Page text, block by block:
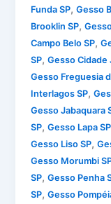
Funda SP,Gesso
Brooklin SP,
Campo Belo SP,
SP,Gesso Cidade
Gesso Freguesia
Interlagos SP,
Gesso Jabaquara
SP,Gesso Lapa SP
Gesso Liso SP,
Gesso Morumbi
SP,Gesso Penha
SP,Gesso